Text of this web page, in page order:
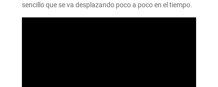
sencillo que se va desplazando poco a poco en el tiempo.